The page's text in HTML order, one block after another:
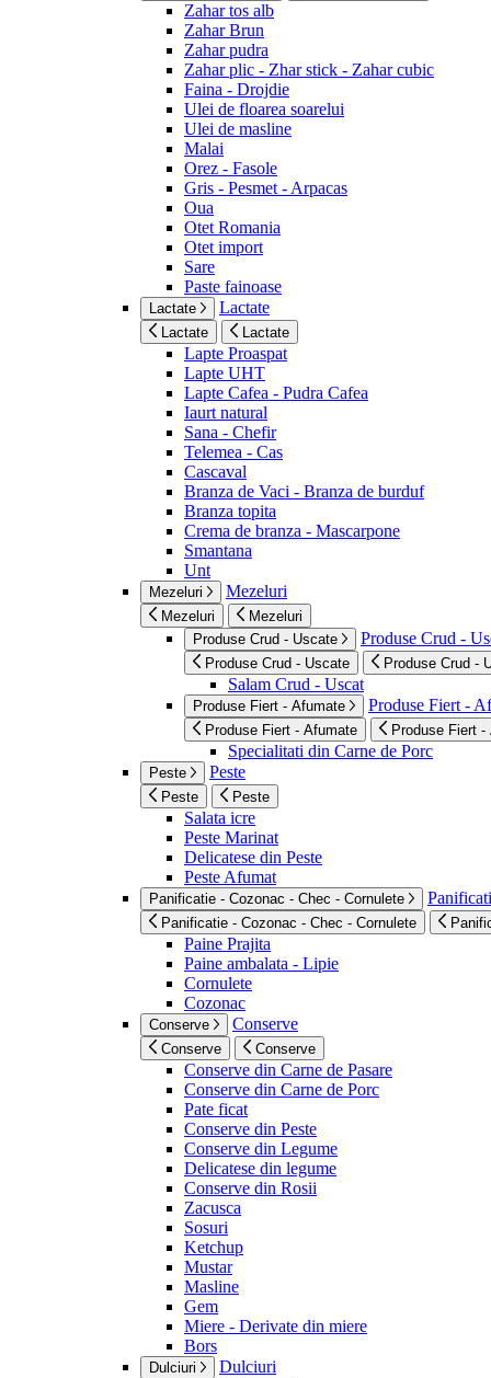
Zahar tos alb
Zahar Brun
Zahar pudra
Zahar plic - Zhar stick - Zahar cubic
Faina - Drojdie
Ulei de floarea soarelui
Ulei de masline
Malai
Orez - Fasole
Gris - Pesmet - Arpacas
Oua
Otet Romania
Otet import
Sare
Paste fainoase
Lactate Lactate
Lactate Lactate
Lapte Proaspat
Lapte UHT
Lapte Cafea - Pudra Cafea
Iaurt natural
Sana - Chefir
Telemea - Cas
Cascaval
Branza de Vaci - Branza de burduf
Branza topita
Crema de branza - Mascarpone
Smantana
Unt
Mezeluri Mezeluri
Mezeluri
Mezeluri
Produse Crud - Uscate
Produse Crud -
Produse Crud - Uscate Produse Crud -
Salam Crud - Uscat
Produse Fiert - Afumate Produse Fiert -
Produse Fiert - Afumate Produse Fiert -
Specialitati din Carne de Porc
Peste Peste
Peste Peste
Salata icre
Peste Marinat
Delicatese din Peste
Peste Afumat
Panificatie - Cozonac - Chec - Cornulete
Panificatie - Cozonac - Chec - Cornulete
Paine Prajita
Paine ambalata - Lipie
Cornulete
Cozonac
Conserve Conserve
Conserve Conserve
Conserve din Carne de Pasare
Conserve din Carne de Porc
Pate ficat
Conserve din Peste
Conserve din Legume
Delicatese din legume
Conserve din Rosii
Zacusca
Sosuri
Ketchup
Mustar
Masline
Gem
Miere - Derivate din miere
Bors
Dulciuri Dulciuri